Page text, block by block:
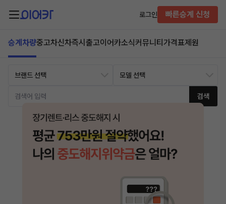
로그인 빠른승계 신청
승계차량중고차신차즉시출고이어카소식커뮤니티 가격표제원
검색